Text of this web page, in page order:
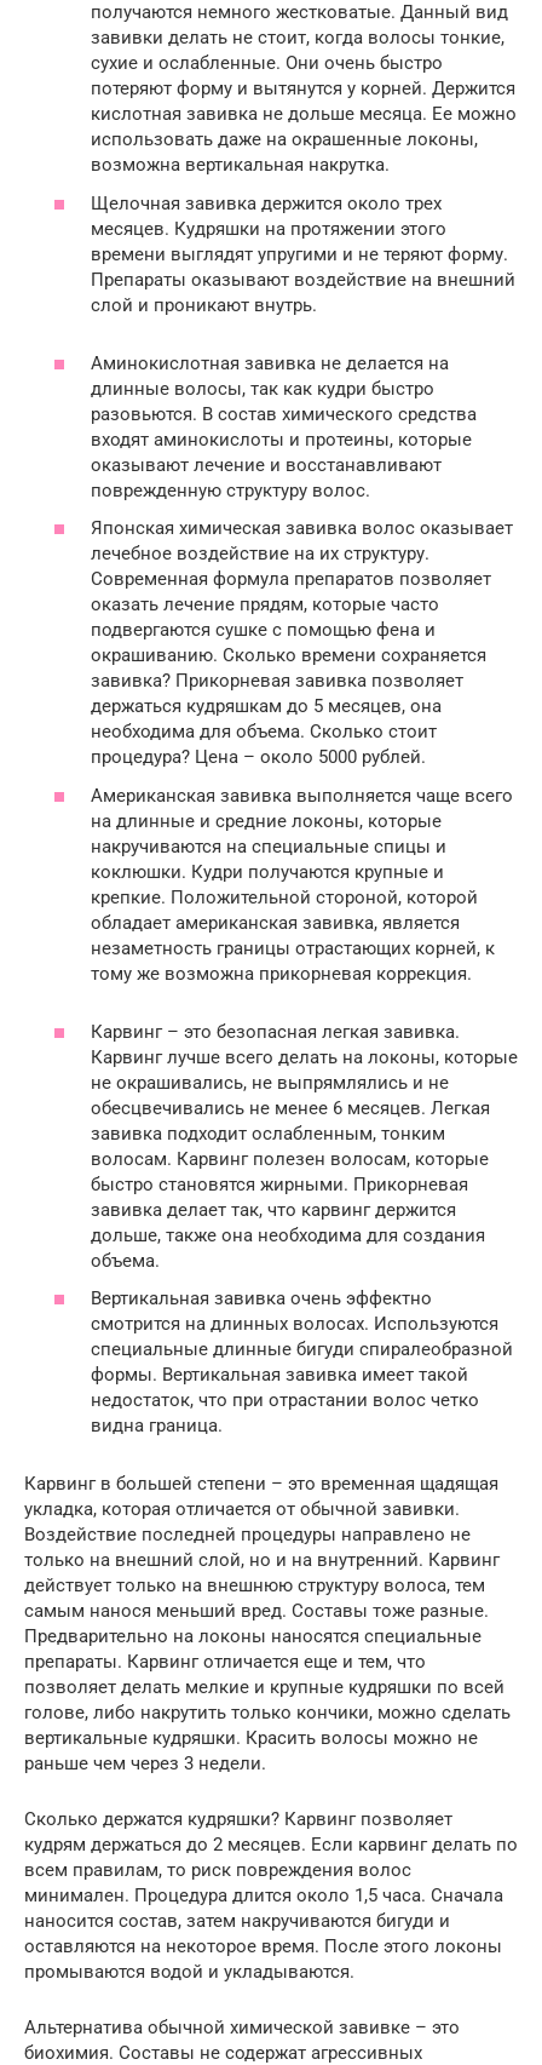
получаются немного жестковатые. Данный вид
завивки делать не стоит, когда волосы тонкие,
сухие и ослабленные. Они очень быстро
потеряют форму и вытянутся у корней. Держится
кислотная завивка не дольше месяца. Ее можно
использовать даже на окрашенные локоны,
возможна вертикальная накрутка.
Щелочная завивка держится около трех
месяцев. Кудряшки на протяжении этого
времени выглядят упругими и не теряют форму.
Препараты оказывают воздействие на внешний
слой и проникают внутрь.
Аминокислотная завивка не делается на
длинные волосы, так как кудри быстро
разовьются. В состав химического средства
входят аминокислоты и протеины, которые
оказывают лечение и восстанавливают
поврежденную структуру волос.
Японская химическая завивка волос оказывает
лечебное воздействие на их структуру.
Современная формула препаратов позволяет
оказать лечение прядям, которые часто
подвергаются сушке с помощью фена и
окрашиванию. Сколько времени сохраняется
завивка? Прикорневая завивка позволяет
держаться кудряшкам до 5 месяцев, она
необходима для объема. Сколько стоит
процедура? Цена – около 5000 рублей.
Американская завивка выполняется чаще всего
на длинные и средние локоны, которые
накручиваются на специальные спицы и
коклюшки. Кудри получаются крупные и
крепкие. Положительной стороной, которой
обладает американская завивка, является
незаметность границы отрастающих корней, к
тому же возможна прикорневая коррекция.
Карвинг – это безопасная легкая завивка.
Карвинг лучше всего делать на локоны, которые
не окрашивались, не выпрямлялись и не
обесцвечивались не менее 6 месяцев. Легкая
завивка подходит ослабленным, тонким
волосам. Карвинг полезен волосам, которые
быстро становятся жирными. Прикорневая
завивка делает так, что карвинг держится
дольше, также она необходима для создания
объема.
Вертикальная завивка очень эффектно
смотрится на длинных волосах. Используются
специальные длинные бигуди спиралеобразной
формы. Вертикальная завивка имеет такой
недостаток, что при отрастании волос четко
видна граница.
Карвинг в большей степени – это временная щадящая
укладка, которая отличается от обычной завивки.
Воздействие последней процедуры направлено не
только на внешний слой, но и на внутренний. Карвинг
действует только на внешнюю структуру волоса, тем
самым нанося меньший вред. Составы тоже разные.
Предварительно на локоны наносятся специальные
препараты. Карвинг отличается еще и тем, что
позволяет делать мелкие и крупные кудряшки по всей
голове, либо накрутить только кончики, можно сделать
вертикальные кудряшки. Красить волосы можно не
раньше чем через 3 недели.
Сколько держатся кудряшки? Карвинг позволяет
кудрям держаться до 2 месяцев. Если карвинг делать по
всем правилам, то риск повреждения волос
минимален. Процедура длится около 1,5 часа. Сначала
наносится состав, затем накручиваются бигуди и
оставляются на некоторое время. После этого локоны
промываются водой и укладываются.
Альтернатива обычной химической завивке – это
биохимия. Составы не содержат агрессивных